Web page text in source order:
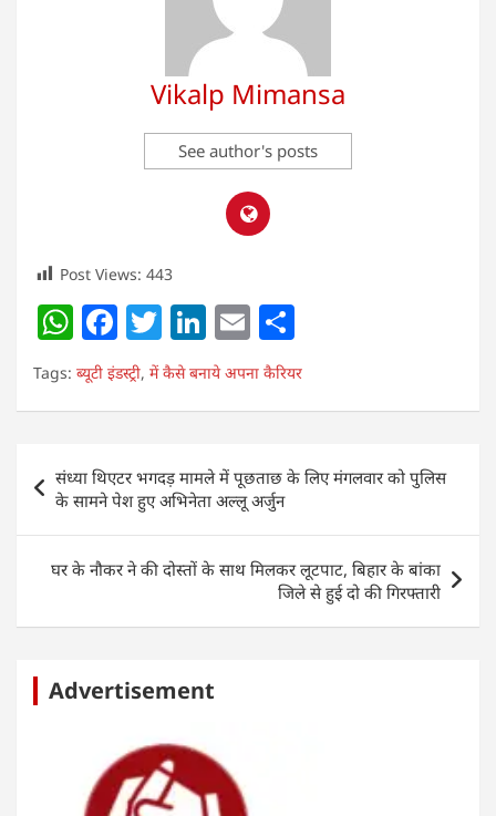
Vikalp Mimansa
See author's posts
Post Views: 443
W
h
at
s
A
p
p
F
a
c
e
b
o
o
k
T
w
itt
er
Li
n
k
e
dI
n
E
m
ai
l
h
ar
e
Tags: ब्यूटी इंडस्ट्री, में कैसे बनाये अपना कैरियर
Post
navigation
संध्या थिएटर भगदड़ मामले में पूछताछ के लिए मंगलवार को पुलिस
के सामने पेश हुए अभिनेता अल्लू अर्जुन
घर के नौकर ने की दोस्तों के साथ मिलकर लूटपाट, बिहार के बांका
जिले से हुई दो की गिरफ्तारी
Advertisement